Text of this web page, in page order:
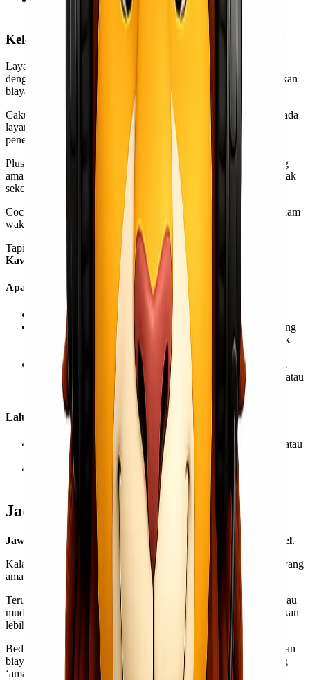
seperti barang yang mudah rusak atau busuk.
Kelebihan & Kekurangan dari Layanan Reguler
Layanan reguler merupakan layanan pengiriman untuk barang
dengan ukuran & berat yang tidak terlalu besar dan tidak memakan
biaya sebesar layanan kargo.
Cakupan barang yang dapat dikirimkan jauh lebih banyak daripada
layanan kargo selama masih sesuai dengan ketentuan maskapai
penerbangan.
Plus,
bisa mendapatkan pengiriman jalur udara yang
aman dengan durasi waktu yang terbilang sebentar walaupun tidak
seketat yang kargo.
Cocok sekali untuk
Kawan Lio
yang ingin mengirim barang dalam
waktu dekat dengan biaya yang terjangkau.
Tapi, kita cari tahu kelebihan dan kekurangannya dulu, ya, agar
Kawan Lio
lebih mantap dalam mengambil keputusan!
Apa Saja Kelebihan dari Layanan Reguler?
Biaya jauh lebih murah daripada yang kargo.
Secara umum pengirimannya jauh lebih cepat daripada yang
kargo karena proses keamanan dan penanganan yang tidak
sekompleks layanan tersebut.
Cakupan jenis barang yang dapat dikirimkan lebih banyak
daripada yang kargo, termasuk barang yang mudah rusak atau
mudah busuk.
Lalu, Apa Saja Kekurangan dari Layanan Kargo?
Keamanan tidak seketat kargo, sehingga risiko pencurian atau
kerusakan lebih tinggi.
Penanganan tidak sebagus kargo, sehingga berisiko lebih
tinggi mengalami kerusakan.
Jadi, Lebih Aman Kargo atau Reguler?
Jawabannya : tergantung kebutuhan dan prioritas Kawan Lionel.
Kalau
Kawan Lio
memang ingin memprioritaskan pengiriman yang
aman, maka kargo menjadi pilihan yang paling tepat.
Terutama ketika ingin mengirimkan barang yang mudah rusak atau
mudah busuk atau bahkan barang-barang bernilai tinggi, tentu akan
lebih aman jika menggunakan layanan kargo.
Beda halnya ketika
Kawan Lio
ingin barang cepat sampai dengan
biaya yang terjangkau, maka reguler menjadi pilihan yang paling
‘aman’.